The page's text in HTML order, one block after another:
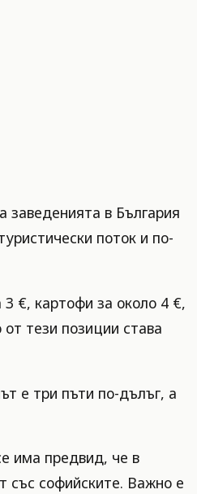
заведенията в България
поток и по-
€, картофи за около 4 €,
тези позиции става
е три пъти по-дълъг, а
има предвид, че в
със софийските. Важно е